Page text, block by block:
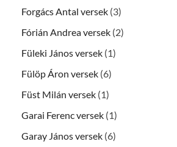
Forgács Antal versek (3)
Fórián Andrea versek (2)
Füleki János versek (1)
Fülöp Áron versek (6)
Füst Milán versek (1)
Garai Ferenc versek (1)
Garay János versek (6)